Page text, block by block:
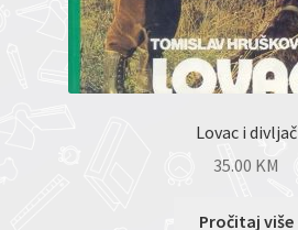
Lovac i divljač
35.00 KM
Pročitaj više